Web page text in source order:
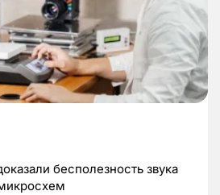
бесполезность звука